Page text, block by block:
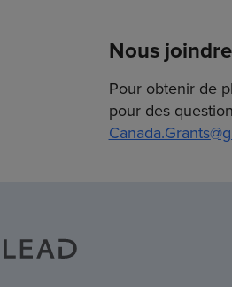
Nous joindre
Pour obtenir de
pour des